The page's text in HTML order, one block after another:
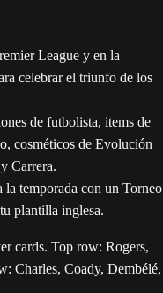
League y en la
celebrar el triunfo de los
de futbolista, items de
cosméticos de Evolución
Carrera.
la temporada con un Torneo
plantilla inglesa.